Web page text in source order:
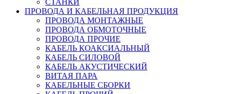
ПРОВОДА И КАБЕЛЬНАЯ ПРОДУКЦИЯ
ПРОВОДА МОНТАЖНЫЕ
ПРОВОДА ОБМОТОЧНЫЕ
ПРОВОДА ПРОЧИЕ
КАБЕЛЬ КОАКСИАЛЬНЫЙ
КАБЕЛЬ СИЛОВОЙ
КАБЕЛЬ АКУСТИЧЕСКИЙ
ВИТАЯ ПАРА
КАБЕЛЬНЫЕ СБОРКИ